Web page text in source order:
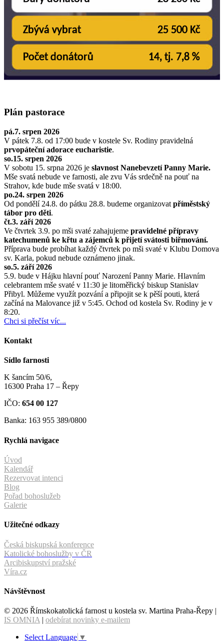
Plán pastorace
pá.7. srpen 2026
V pátek 7.8. od 17:00 bude v kostele Sv. Rodiny pravidelná
prvopáteční adorace eucharistie.
so.15. srpen 2026
V sobotu 15. srpna 2026 je slavnost Nanebevzetí Panny Marie.
Mše svatá nebude ve farnosti, ale zvu Vás srdečně na pouť na
Strahov, kde bude mše svatá v 18:00.
po.24. srpen 2026
Od pondělí 24.8. do pátku 28.8. budeme organizovat příměstský
tábor pro děti.
čt.3. září 2026
Ve čtvrtek 3.9. po mši svaté zahajujeme pravidelné přípravy
katechumenů ke křtu a zájemců k přijetí svátosti biřmování.
Příprava bude probíhat každý čtvrtek po mši svaté v Klubu Domova
sv. Karla, pokud nebude oznámeno jinak.
so.5. září 2026
5.9. bude v Hájku hlavní pouť Narození Panny Marie. Hlavním
celebrantem mše svaté v 11:30 je litoměřický biskup Stanislav
Přibyl. Můžeme využít pozvání a připojit se k pěší pouti, která
začíná na Malovance již v 5:45. Ochod od kostela Sv. Rodiny je v
8:20.
Chci si přečíst víc...
Kontakt
Sídlo farnosti
K šancím 50/6,
16300 Praha 17 – Řepy
IČO: 654 00 127
Banka: 163 955 389/0800
Rychlá navigace
Úvod
Kalendář
Rezervovat intenci
Blog
Pořad bohoslužeb
Galerie
Užitečné odkazy
Česká biskupská konference
Katolické bohoslužby v ČR
Arcibiskupství pražské
Víra.cz
Návštěvnost
© 2026 Římskokatolická farnost u kostela sv. Martina Praha-Řepy |
IS OMNIA | odebírat novinky e-mailem
Select Language ▼